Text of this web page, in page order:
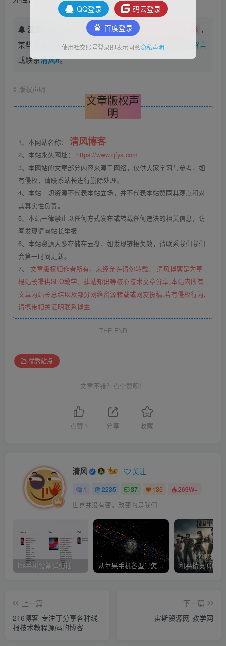
温馨提示： 本文最后更新于 2022-02-23 21:16:08 ，
某些文章具有时效性，若有错误或已失效，请在下方
留言
或联系清风#。
© 版权声明
文章版权声
明
1、本网站名称： 清风博客
2、本站永久网址： https://www.qfya.com
3、本网站的文章部分内容来源于网络，仅供大家学习与参考，如
有侵权，请联系站长进行删除处理。
4、本站一切资源不代表本站立场，并不代表本站赞同其观点和对
其真实性负责。
5、本站一律禁止以任何方式发布或转载任何违法的相关信息，访
客发现请向站长举报
6、本站资源大多存储在云盘，如发现链接失效，请联系我们我们
会第一时间更新。
7、 文章版权归作者所有，未经允许请勿转载。 清风博客是为草
根站长提供SEO教学、建站知识等核心技术文章分享,本站内所有
文章为站长总结以及部分网络资源转载或网友投稿,若有侵权行为,
请携带相关证明联系博主
THE END
优秀站点
文章不错？点个赞呗！
点赞 1 分享 收藏
清风 关注
1 2235 37 135 269W+
世界并没有变，改变的是我们
从苹果手机各型号怎么越狱到怎么开科技完整教程
上一篇
216博客-专注于分享各种线
报技术教程源码的博客
下一篇
宙斯资源网-教学网
QQ登录
码云登录
百度登录
使用社交账号登录即表示同意隐私声明